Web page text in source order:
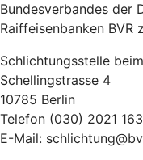
Bundesverbandes der
Raiffeisenbanken BVR
Schlichtungsstelle
Schellingstrasse 4
10785 Berlin
Telefon (030) 2021
E-Mail: